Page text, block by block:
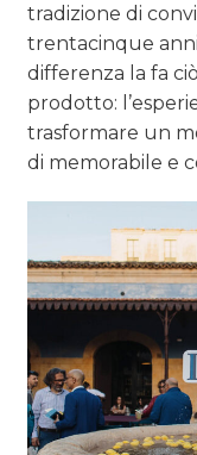
tradizione di
trentacinque
differenza la fa
prodotto:
trasformare un
di memorabile e